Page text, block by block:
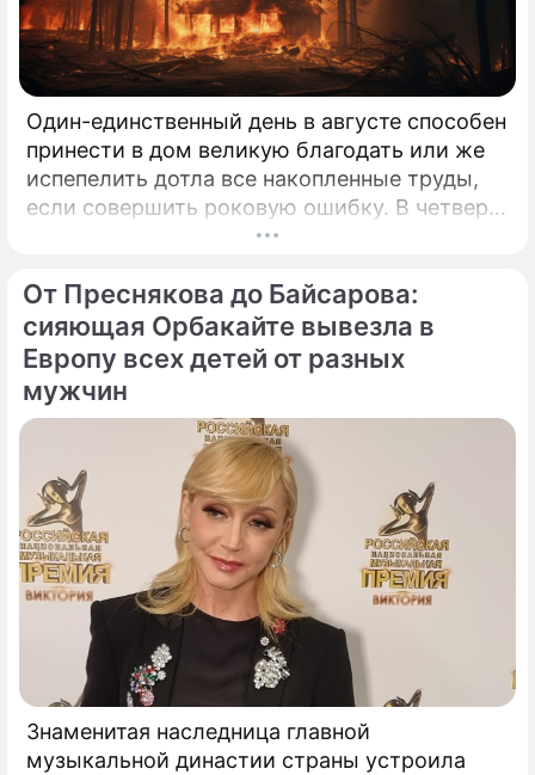
Один-единственный день в августе способен
принести в дом великую благодать или же
испепелить дотла все накопленные труды,
если совершить роковую ошибку. В четверг,
6 августа 2026 года, православная церковь
благоверных князей-страстотерпцев Бориса
и Глеба.
От Преснякова до Байсарова:
сияющая Орбакайте вывезла в
Европу всех детей от разных
мужчин
Знаменитая наследница главной
музыкальной династии страны устроила